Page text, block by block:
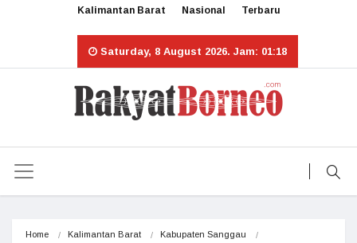
Kalimantan Barat Nasional Terbaru
Saturday, 8 August 2026. Jam: 01:18
Home Kalimantan Barat Kabupaten Sanggau